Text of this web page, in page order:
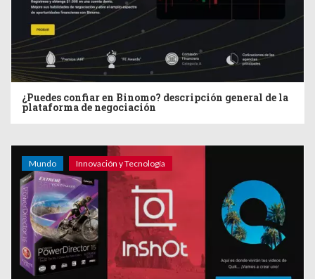
¿Puedes confiar en Binomo? descripción general de la
plataforma de negociación
Mundo Innovación y Tecnología